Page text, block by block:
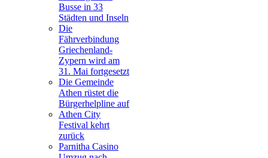
Busse in 33
Städten und Inseln
Die
Fährverbindung
Griechenland-
Zypern wird am
31. Mai fortgesetzt
Die Gemeinde
Athen rüstet die
Bürgerhelpline auf
Athen City
Festival kehrt
zurück
Parnitha Casino